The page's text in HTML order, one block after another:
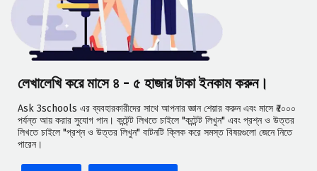
লেখালেখি করে মাসে ৪ - ৫ হাজার টাকা ইনকাম করুন।
Ask 3schools এর ব্যবহারকারীদের সাথে আপনার জ্ঞান শেয়ার করুন এবং মাসে ₹৫০০০
পর্যন্ত আয় করার সুযোগ পান। কন্টেন্ট লিখতে চাইলে "কন্টেন্ট লিখুন" এবং প্রশ্ন ও উত্তর
লিখতে চাইলে "প্রশ্ন ও উত্তর লিখুন" বাটনটি ক্লিক করে সমস্ত বিষয়গুলো জেনে নিতে
পারেন।